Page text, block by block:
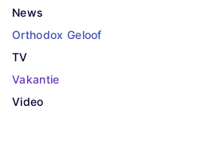
News
Orthodox Geloof
TV
Vakantie
Video